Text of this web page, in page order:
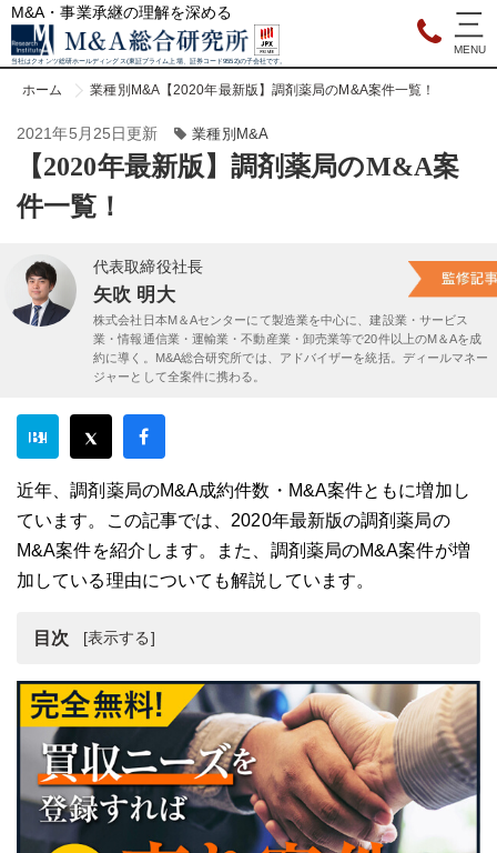
M&A・事業承継の理解を深める
当社はクオンツ総研ホールディングス(東証プライム上場、証券コード9552)の子会社です。
ホーム 業種別M&A【2020年最新版】調剤薬局のM&A案件一覧！
2021年5月25日更新 業種別M&A
【2020年最新版】調剤薬局のM&A案
件一覧！
代表取締役社長
矢吹 明大
株式会社日本M＆Aセンターにて製造業を中心に、建設業・サービス
業・情報通信業・運輸業・不動産業・卸売業等で20件以上のM＆Aを成
約に導く。M&A総合研究所では、アドバイザーを統括。ディールマネー
ジャーとして全案件に携わる。
近年、調剤薬局のM&A成約件数・M&A案件ともに増加し
ています。この記事では、2020年最新版の調剤薬局の
M&A案件を紹介します。また、調剤薬局のM&A案件が増
加している理由についても解説しています。
目次
調剤薬局のM&Aとは
【2020年最新版】調剤薬局のM&A案件一覧
調剤薬局のM&Aが近年増加傾向にある理由
調剤薬局のM&A・譲渡を行う際におすすめの相談先